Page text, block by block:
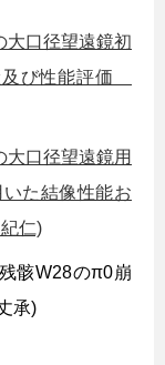
大口径望遠鏡初
及び性能評価
大口径望遠鏡用
た結像性能お
仁)
骸W28のπ0崩
承)